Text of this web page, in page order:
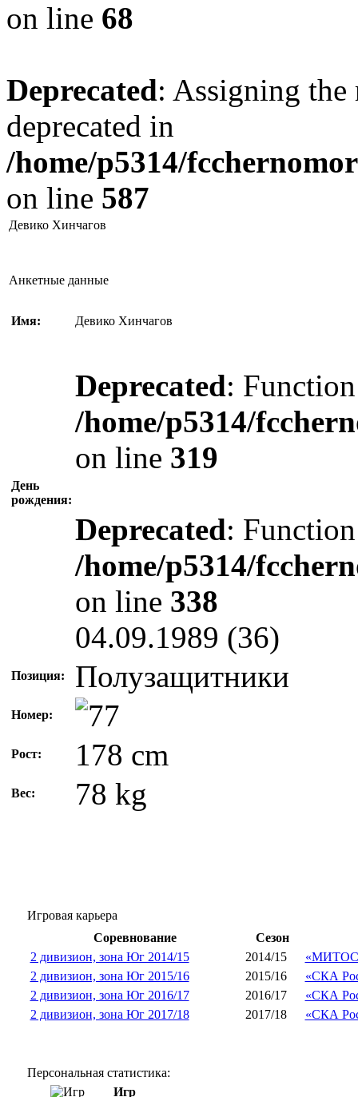
on line 68
Deprecated: Assigning the
deprecated in
/home/p5314/
on line 587
Девико Хинчагов
Анкетные данные
Имя: Девико Хинчагов
День
рождения:
Deprecated:
/home/p5314/
on line 319
Deprecated:
/home/p5314/
on line 338
04.09.1989 (36)
Позиция: Полузащитники
Номер:
Рост: 178 cm
Вес: 78 kg
Игровая карьера
Соревнование
Сезон
2 дивизион, зона Юг 2014/15
2014/15
2 дивизион, зона Юг 2015/16
2015/16
«СКА
2 дивизион, зона Юг 2016/17
2016/17
«СКА
2 дивизион, зона Юг 2017/18
2017/18 «СКА
Персональная статистика:
Игр